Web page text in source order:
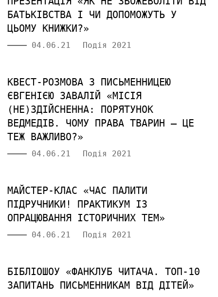
БАТЬКІВСТВА І ЧИ ДОПОМОЖУТЬ У
ЦЬОМУ КНИЖКИ?»
04.06.21 Подія 2021
КВЕСТ-РОЗМОВА З ПИСЬМЕННИЦЕЮ
ЄВГЕНІЄЮ ЗАВАЛІЙ «МІСІЯ
(НЕ)ЗДІЙСНЕННА: ПОРЯТУНОК
ВЕДМЕДІВ. ЧОМУ ПРАВА ТВАРИН — ЦЕ
ТЕЖ ВАЖЛИВО?»
04.06.21 Подія 2021
МАЙСТЕР-КЛАС «ЧАС ПАЛИТИ
ПІДРУЧНИКИ! ПРАКТИКУМ ІЗ
ОПРАЦЮВАННЯ ІСТОРИЧНИХ ТЕМ»
04.06.21 Подія 2021
БІБЛІОШОУ «ФАНКЛУБ ЧИТАЧА. ТОП-10
ЗАПИТАНЬ ПИСЬМЕННИКАМ ВІД ДІТЕЙ»